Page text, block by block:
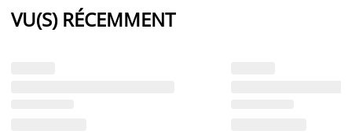
VU(S) RÉCEMMENT